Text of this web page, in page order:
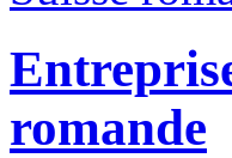
romande